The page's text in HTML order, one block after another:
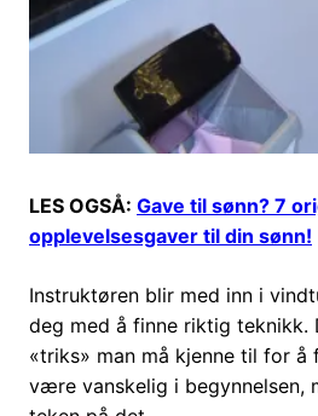
LES OGSÅ: Gave til sønn? 7
opplevelsesgaver til din sønn!
Instruktøren blir med inn i
deg med å finne riktig teknikk.
«triks» man må kjenne til for å
være vanskelig i begynnelsen,